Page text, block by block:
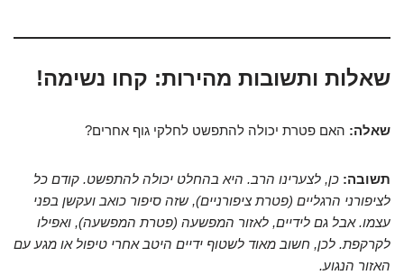
שאלות ותשובות מהירות: קחו נשימה!
שאלה: האם פטרת יכולה להתפשט לחלקי גוף אחרים?
תשובה: כן, לצערינו הרב. היא בהחלט יכולה להתפשט. קודם כל
לציפורני הרגליים (פטרת ציפורניים), שזה סיפור כואב ועקשן בפני
עצמו. אבל גם לידיים, לאזור המפשעה (פטרת המפשעה), ואפילו
לקרקפת. לכן, חשוב מאוד לשטוף ידיים היטב אחרי טיפול או מגע עם
האזור הנגוע.